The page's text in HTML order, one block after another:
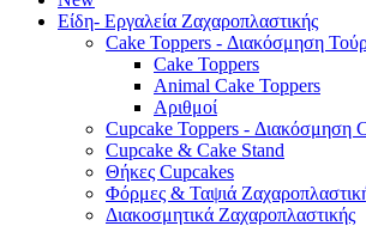
Είδη- Εργαλεία Ζαχαροπλαστικής
Cake Toppers - Διακόσμηση
Cake Toppers
Animal Cake Toppers
Αριθμοί
Cupcake Toppers - Διακόσμηση
Cupcake & Cake Stand
Θήκες Cupcakes
Φόρμες & Ταψιά
Διακοσμητικά Ζαχαροπλαστικής